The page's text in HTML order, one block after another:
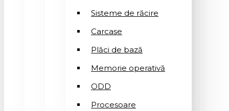
Sisteme de răcire
Carcase
Plăci de bază
Memorie operativă
ODD
Procesoare